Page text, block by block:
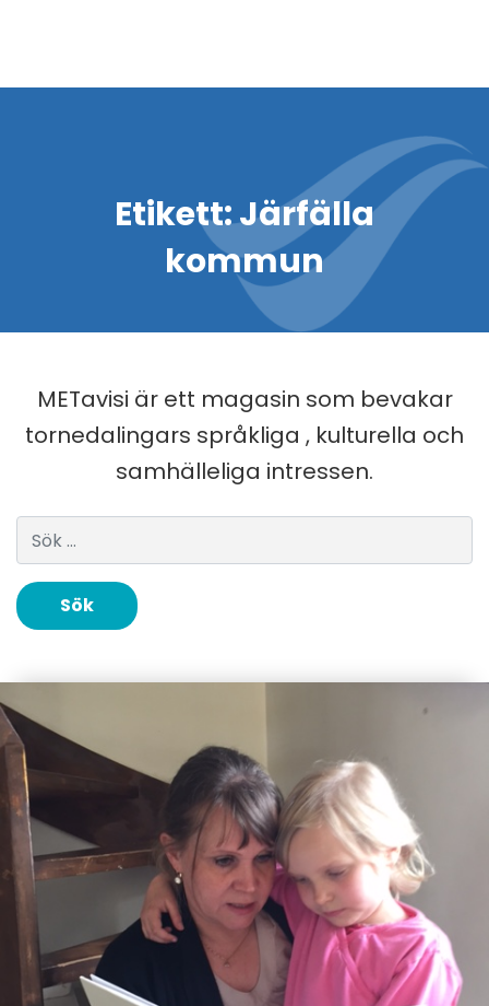
Etikett:Järfälla
kommun
METavisi är ett magasin som bevakar
tornedalingars språkliga , kulturella och
samhälleliga intressen.
Sök efter: